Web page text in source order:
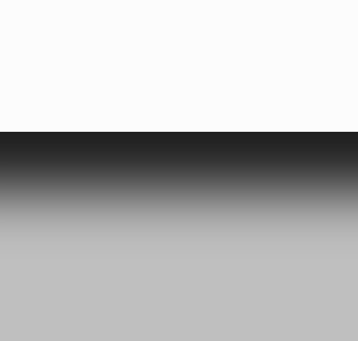
Výkonové soubory
tom, jak používáte